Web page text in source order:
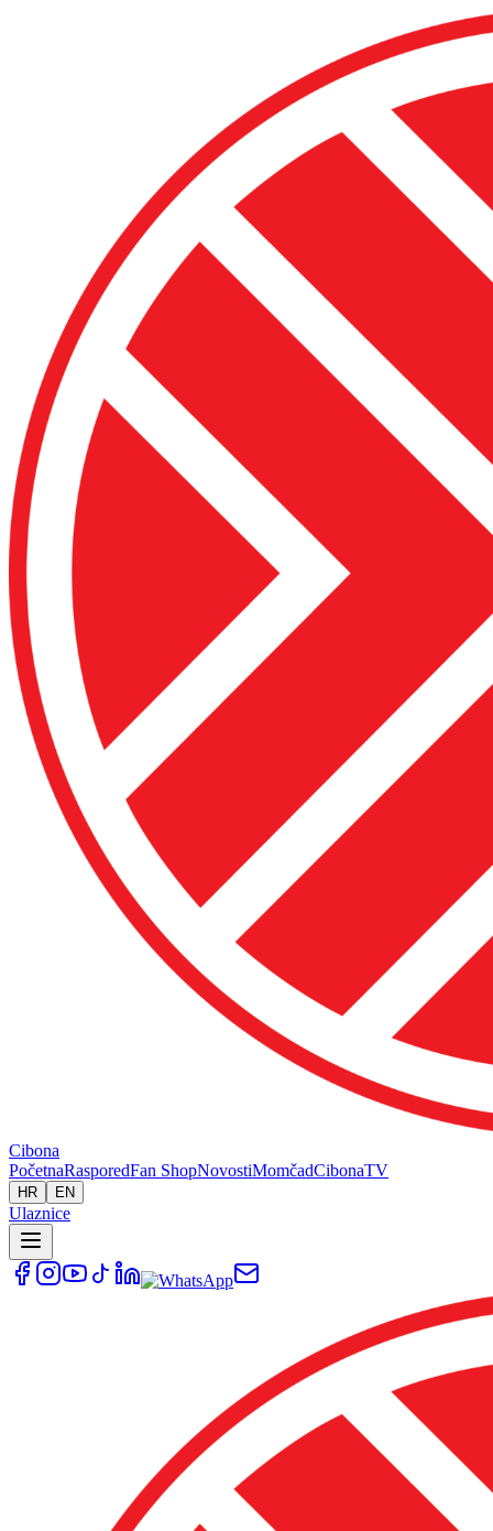
Cibona
PočetnaRasporedFan ShopNovostiMomčadCibonaTV
HR EN
Ulaznice